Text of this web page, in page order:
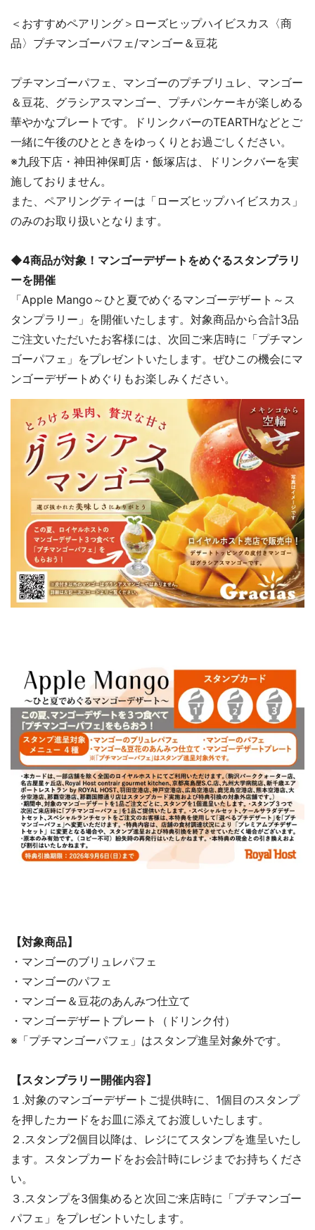
＜おすすめペアリング＞ローズヒップハイビスカス〈商
品〉プチマンゴーパフェ/マンゴー＆豆花
プチマンゴーパフェ、マンゴーのプチブリュレ、マンゴー
＆豆花、グラシアスマンゴー、プチパンケーキが楽しめる
華やかなプレートです。ドリンクバーのTEARTHなどとご
一緒に午後のひとときをゆっくりとお過ごしください。
※九段下店・神田神保町店・飯塚店は、ドリンクバーを実
施しておりません。
また、ペアリングティーは「ローズヒップハイビスカス」
のみのお取り扱いとなります。
◆4商品が対象！マンゴーデザートをめぐるスタンプラリ
ーを開催
「Apple Mango～ひと夏でめぐるマンゴーデザート～ス
タンプラリー」を開催いたします。対象商品から合計3品
ご注文いただいたお客様には、次回ご来店時に「プチマン
ゴーパフェ」をプレゼントいたします。ぜひこの機会にマ
ンゴーデザートめぐりもお楽しみください。
【対象商品】
・マンゴーのブリュレパフェ
・マンゴーのパフェ
・マンゴー＆豆花のあんみつ仕立て
・マンゴーデザートプレート（ドリンク付）
※「プチマンゴーパフェ」はスタンプ進呈対象外です。
【スタンプラリー開催内容】
１.対象のマンゴーデザートご提供時に、1個目のスタンプ
を押したカードをお皿に添えてお渡しいたします。
２.スタンプ2個目以降は、レジにてスタンプを進呈いたし
ます。スタンプカードをお会計時にレジまでお持ちくださ
い。
３.スタンプを3個集めると次回ご来店時に「プチマンゴー
パフェ」をプレゼントいたします。